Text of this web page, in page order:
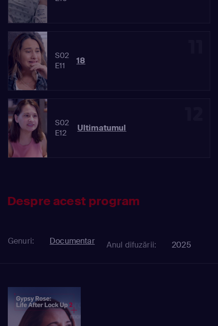
S02
E11
18
S02
E12
Ultimatumul
Despre acest program
Genuri: Documentar Anul difuzării: 2025